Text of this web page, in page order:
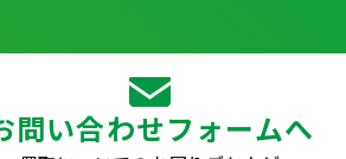
問い合わせフォームへ